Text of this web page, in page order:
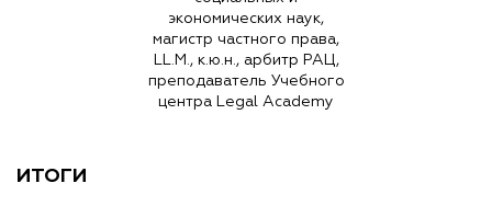
экономических наук,
магистр частного права,
LL.M., к.ю.н., арбитр РАЦ,
преподаватель Учебного
центра Legal Academy
ИТОГИ